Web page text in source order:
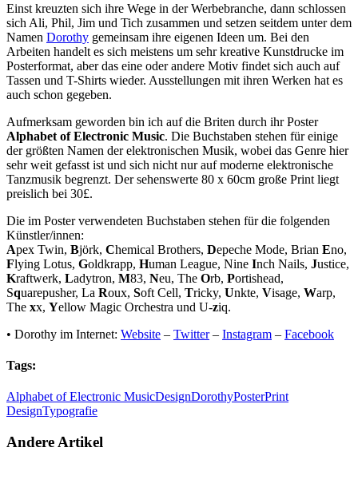
Einst kreuzten sich ihre Wege in der Werbebranche, dann schlossen
sich Ali, Phil, Jim und Tich zusammen und setzen seitdem unter dem
Namen Dorothy gemeinsam ihre eigenen Ideen um. Bei den
Arbeiten handelt es sich meistens um sehr kreative Kunstdrucke im
Posterformat, aber das eine oder andere Motiv findet sich auch auf
Tassen und T-Shirts wieder. Ausstellungen mit ihren Werken hat es
auch schon gegeben.
Aufmerksam geworden bin ich auf die Briten durch ihr Poster
Alphabet of Electronic Music. Die Buchstaben stehen für einige
der größten Namen der elektronischen Musik, wobei das Genre hier
sehr weit gefasst ist und sich nicht nur auf moderne elektronische
Tanzmusik begrenzt. Der sehenswerte 80 x 60cm große Print liegt
preislich bei 30£.
Die im Poster verwendeten Buchstaben stehen für die folgenden
Künstler/innen:
Apex Twin, Björk, Chemical Brothers, Depeche Mode, Brian Eno,
Flying Lotus, Goldkrapp, Human League, Nine Inch Nails, Justice,
Kraftwerk, Ladytron, M83, Neu, The Orb, Portishead,
Squarepusher, La Roux, Soft Cell, Tricky, Unkte, Visage, Warp,
The xx, Yellow Magic Orchestra und U-ziq.
• Dorothy im Internet: Website – Twitter– Instagram – Facebook
Tags:
Alphabet of Electronic MusicDesignDorothyPosterPrint
DesignTypografie
Andere Artikel